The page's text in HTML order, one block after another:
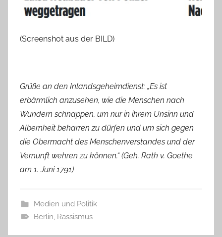
(Screenshot aus der BILD)
Grüße an den Inlandsgeheimdienst: „Es ist
erbärmlich anzusehen, wie die Menschen nach
Wundern schnappen, um nur in ihrem Unsinn und
Albernheit beharren zu dürfen und um sich gegen
die Obermacht des Menschenverstandes und der
Vernunft wehren zu können.“ (Geh. Rath v. Goethe
am 1. Juni 1791)
Medien und Politik
Berlin Rassismus